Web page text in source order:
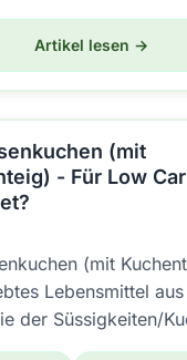
Artikel lesen →
(mit
- Für Low
(mit
Lebensmittel
der Süssigkeiten/
Cake;Gerichte/